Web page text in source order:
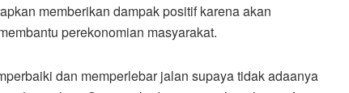
memberikan dampak positif karena akan
perekonomian masyarakat.
dan memperlebar jalan supaya tidak adaanya